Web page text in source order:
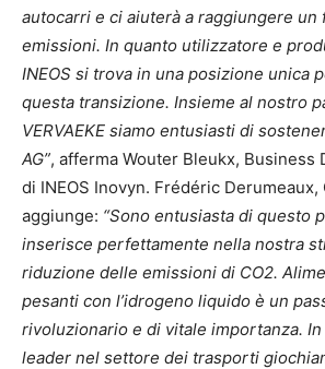
autocarri e ci aiuterà a raggiungere un
emissioni. In quanto utilizzatore e
INEOS si trova in una posizione unica
questa transizione. Insieme al nostro
VERVAEKE siamo entusiasti di
AG”, afferma Wouter Bleukx, Business
di INEOS Inovyn. Frédéric Derumeaux,
aggiunge: “Sono entusiasta di questo
inserisce perfettamente nella nostra
riduzione delle emissioni di CO2.
pesanti con l’idrogeno liquido è un
rivoluzionario e di vitale importanza.
leader nel settore dei trasporti